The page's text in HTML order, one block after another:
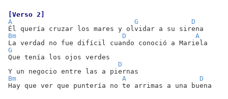
[Verso 2]
A
G
D
Él quería cruzar los mares y olvidar a su sirena
Bm
D
A
La verdad no fue difícil cuando conoció a Mariela
G
Que tenía los ojos verdes
D
Y un negocio entre las a piernas
Bm
A
D
Hay que ver que puntería no te arrimas a una buena